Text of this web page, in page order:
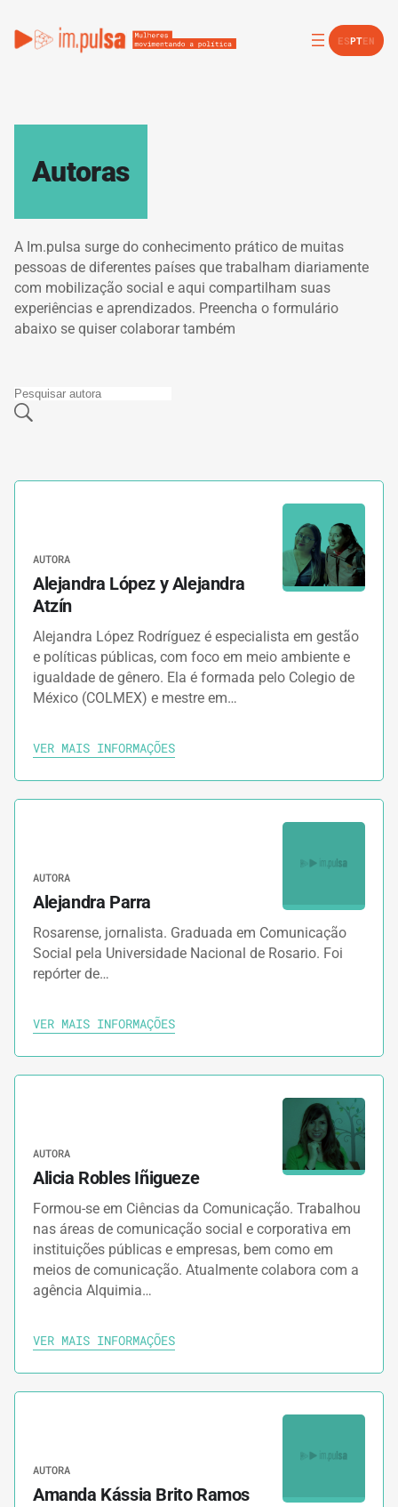
ESPTEN
Autoras
A Im.pulsa surge do conhecimento prático de muitas
pessoas de diferentes países que trabalham diariamente
com mobilização social e aqui compartilham suas
experiências e aprendizados. Preencha o formulário
abaixo se quiser colaborar também
AUTORA
Alejandra López y Alejandra
Atzín
Alejandra López Rodríguez é especialista em gestão
e políticas públicas, com foco em meio ambiente e
igualdade de gênero. Ela é formada pelo Colegio de
México (COLMEX) e mestre em…
VER MAIS INFORMAÇÕES
AUTORA
Alejandra Parra
Rosarense, jornalista. Graduada em Comunicação
Social pela Universidade Nacional de Rosario. Foi
repórter de…
VER MAIS INFORMAÇÕES
AUTORA
Alicia Robles Iñigueze
Formou-se em Ciências da Comunicação. Trabalhou
nas áreas de comunicação social e corporativa em
instituições públicas e empresas, bem como em
meios de comunicação. Atualmente colabora com a
agência Alquimia…
VER MAIS INFORMAÇÕES
AUTORA
Amanda Kássia Brito Ramos